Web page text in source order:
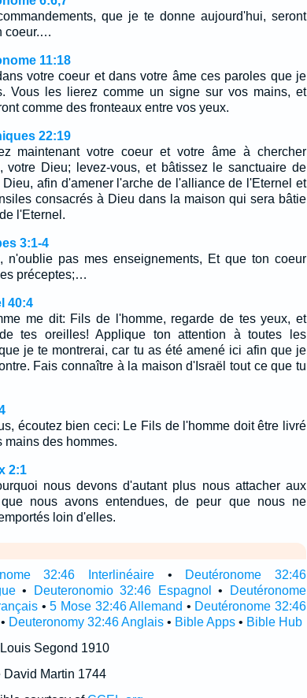
que je te donne aujourd'hui, seront
coeur.…
11:18
votre coeur et dans votre âme ces paroles que je
Vous les lierez comme un signe sur vos mains, et
comme des fronteaux entre vos yeux.
22:19
maintenant votre coeur et votre âme à chercher
votre Dieu; levez-vous, et bâtissez le sanctuaire de
Dieu, afin d'amener l'arche de l'alliance de l'Eternel et
consacrés à Dieu dans la maison qui sera bâtie
l'Eternel.
3:1-4
n'oublie pas mes enseignements, Et que ton coeur
préceptes;…
40:4
me dit: Fils de l'homme, regarde de tes yeux, et
tes oreilles! Applique ton attention à toutes les
je te montrerai, car tu as été amené ici afin que je
Fais connaître à la maison d'Israël tout ce que tu
écoutez bien ceci: Le Fils de l'homme doit être livré
mains des hommes.
2:1
nous devons d'autant plus nous attacher aux
nous avons entendues, de peur que nous ne
loin d'elles.
32:46 Interlinéaire•
Deutéronome 32:46
• Deuteronomio 32:46 Espagnol •
Deutéronome
•5 Mose 32:46 Allemand • Deutéronome 32:46
Deuteronomy 32:46 Anglais• Bible Apps• Bible Hub
Segond 1910
David Martin 1744